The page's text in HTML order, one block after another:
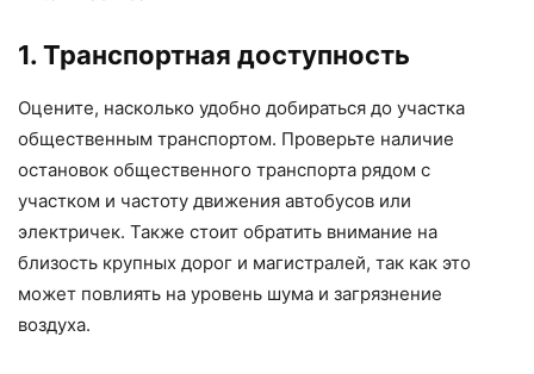
1. Транспортная доступность
Оцените, насколько удобно добираться до участка
общественным транспортом. Проверьте наличие
остановок общественного транспорта рядом с
участком и частоту движения автобусов или
электричек. Также стоит обратить внимание на
близость крупных дорог и магистралей, так как это
может повлиять на уровень шума и загрязнение
воздуха.